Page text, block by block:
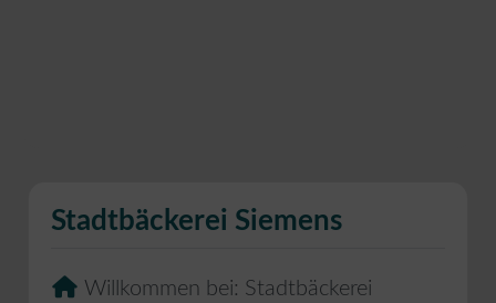
Stadtbäckerei Siemens
Willkommen bei: Stadtbäckerei